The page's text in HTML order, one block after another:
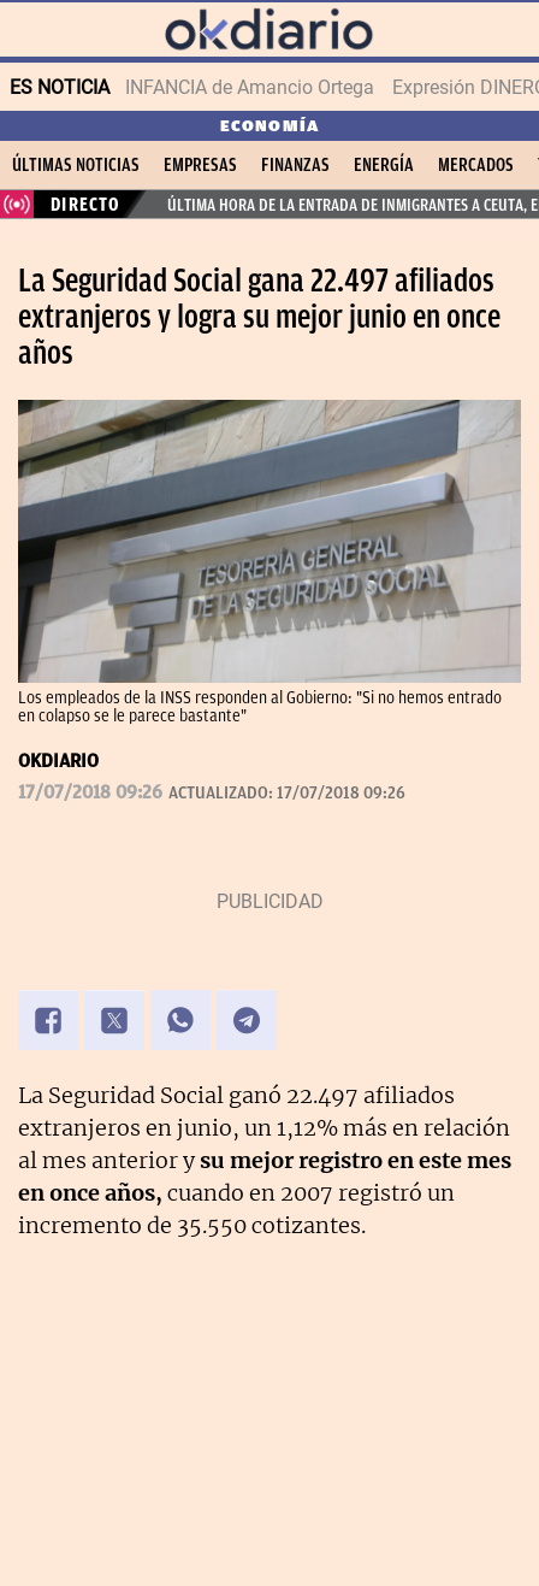
ES NOTICIA INFANCIA de Amancio Ortega Expresión
ECONOMÍA
ÚLTIMAS NOTICIAS EMPRESAS FINANZAS ENERGÍA MERCADOS
DIRECTO
ÚLTIMA HORA DE LA ENTRADA DE INMIGRANTES A CEUTA,
La Seguridad Social gana 22.497 afiliados
extranjeros y logra su mejor junio en once
años
Los empleados de la INSS responden al Gobierno: "Si no hemos entrado
en colapso se le parece bastante"
OKDIARIO
17/07/2018 09:26 ACTUALIZADO: 17/07/2018 09:26
La Seguridad Social ganó 22.497 afiliados
extranjeros en junio, un 1,12% más en relación
al mes anterior ysu mejor registro en este mes
en once años, cuando en 2007 registró un
incremento de 35.550 cotizantes.